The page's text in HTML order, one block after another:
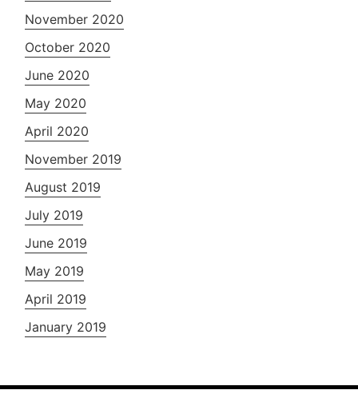
November 2020
October 2020
June 2020
May 2020
April 2020
November 2019
August 2019
July 2019
June 2019
May 2019
April 2019
January 2019